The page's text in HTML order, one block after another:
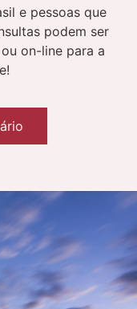
e pessoas que
podem ser
on-line para a